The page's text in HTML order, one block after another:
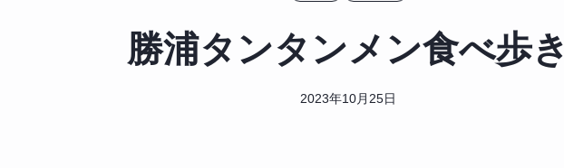
勝浦タンタンメン食べ歩き
2023年10月25日